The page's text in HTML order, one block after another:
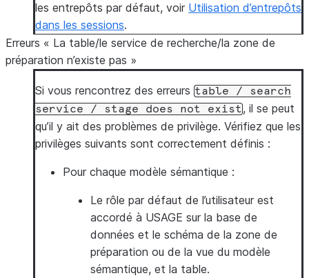
les entrepôts par défaut, voir Utilisation d’entrepôts
dans les sessions.
Erreurs « La table/le service de recherche/la zone de
préparation n’existe pas »
Si vous rencontrez des erreurs table /
search
service
/ stage does not exist, il se peut
qu’il y ait des problèmes de privilège. Vérifiez que les
privilèges suivants sont correctement définis :
Pour chaque modèle sémantique :
Le rôle par défaut de l’utilisateur est
accordé à USAGE sur la base de
données et le schéma de la zone de
préparation ou de la vue du modèle
sémantique, et la table.